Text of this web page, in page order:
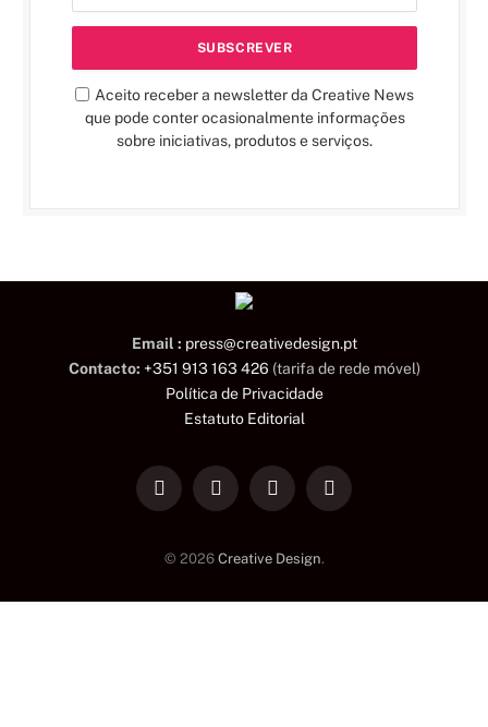
Aceito receber a newsletter da Creative News
que pode conter ocasionalmente informações
sobre iniciativas, produtos e serviços.
Email : press@creativedesign.pt
Contacto: +351 913 163 426 (tarifa de rede móvel)
Política de Privacidade
Estatuto Editorial
LinkedInFacebookInstagramTikTok
© 2026 Creative Design.